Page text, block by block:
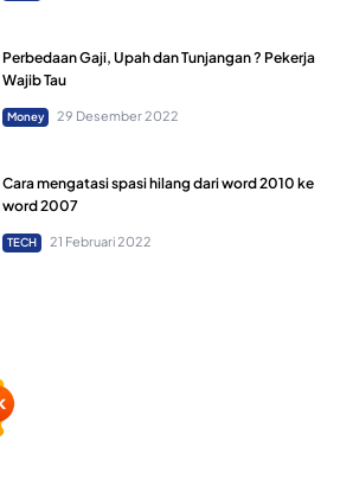
Perbedaan Gaji, Upah dan Tunjangan ? Pekerja
Wajib Tau
Money 29 Desember 2022
Cara mengatasi spasi hilang dari word 2010 ke
word 2007
TECH 21 Februari 2022